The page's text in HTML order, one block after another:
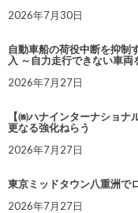
2026年7月30日
自動車船の荷役中断を抑制
入 ～自力走行できない車
2026年7月27日
【㈱ハナインターナショ
更なる強化ねらう
2026年7月27日
東京ミッドタウン八重洲で
2026年7月27日